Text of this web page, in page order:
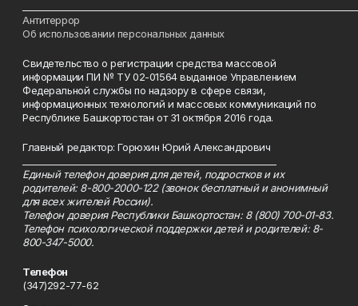
Антитеррор
Об использовании персональных данных
Свидетельство о регистрации средства массовой
информации ПИ № ТУ 02-01564 выданное Управлением
Федеральной службы по надзору в сфере связи,
информационных технологий и массовых коммуникаций по
Республике Башкортостан от 31 октября 2016 года.
Главный редактор: Горюхин Юрий Александрович
Единый телефон доверия для детей, подростков и их
родителей: 8-800-2000-122 (звонок бесплатный и анонимный
для всех жителей России).
Телефон доверия Республики Башкортостан: 8 (800) 700-01-83.
Телефон психологической поддержки детей и родителей: 8-
800-347-5000.
Телефон
(347)292-77-62